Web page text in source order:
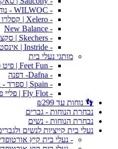
- WILWOC - נוחות שנשארת איתך כל היום
- Xelero | קסלרו שליטה ויציבות בכל צעד
- New Balance
- Skechers | סקצ'רס
- Instride | אינסטרייד
מותגי נעלי בית
- Feet Fun | פיט פאן
- Dafna- דפנה
- Spain | ספרד - Alberola
- Fly Flot | פליי פלוט
👣 נוחות עד ₪299
נבחרת הנוחות - גברים
נבחרת הנוחות - נשים
נעלי בית קייציות לנשים
- נעלי בית קיץ